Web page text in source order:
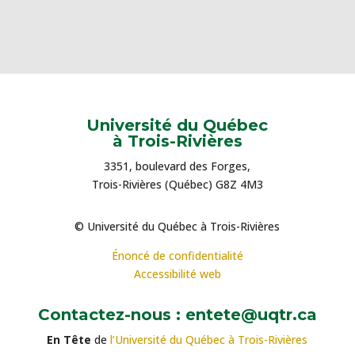
Université du Québec
à Trois-Rivières
3351, boulevard des Forges,
Trois-Rivières (Québec) G8Z 4M3
© Université du Québec à Trois-Rivières
Énoncé de confidentialité
Accessibilité web
Contactez-nous : entete@uqtr.ca
En Tête del’Université du Québec à Trois-Rivières